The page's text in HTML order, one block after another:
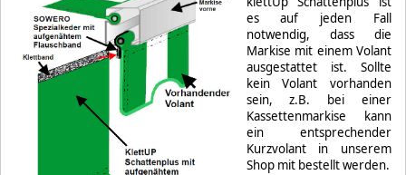
es auf jeden Fall
notwendig, dass die
Markise mit einem Volant
ausgestattet ist. Sollte
kein Volant vorhanden
sein, z.B. bei einer
Kassettenmarkise kann
ein entsprechender
Kurzvolant in unserem
Shop mit bestellt werden.